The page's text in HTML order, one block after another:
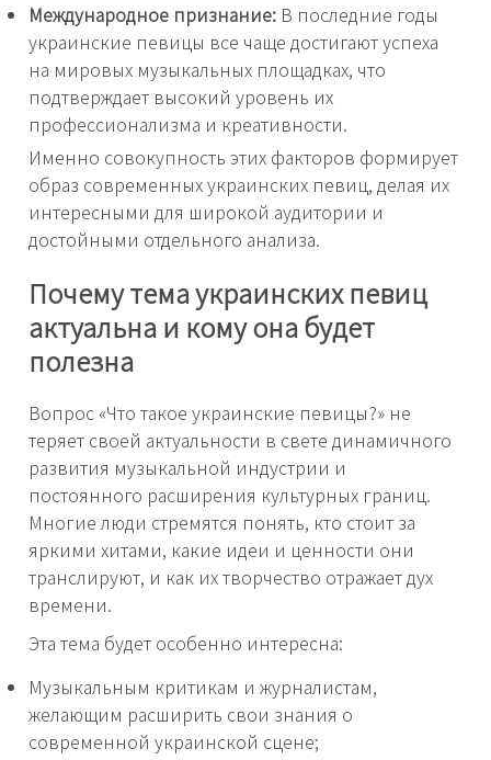
Международное признание: В последние годы
украинские певицы все чаще достигают успеха
на мировых музыкальных площадках, что
подтверждает высокий уровень их
профессионализма и креативности.
Именно совокупность этих факторов формирует
образ современных украинских певиц, делая их
интересными для широкой аудитории и
достойными отдельного анализа.
Почему тема украинских певиц
актуальна и кому она будет
полезна
Вопрос «Что такое украинские певицы?» не
теряет своей актуальности в свете динамичного
развития музыкальной индустрии и
постоянного расширения культурных границ.
Многие люди стремятся понять, кто стоит за
яркими хитами, какие идеи и ценности они
транслируют, и как их творчество отражает дух
времени.
Эта тема будет особенно интересна:
Музыкальным критикам и журналистам,
желающим расширить свои знания о
современной украинской сцене;